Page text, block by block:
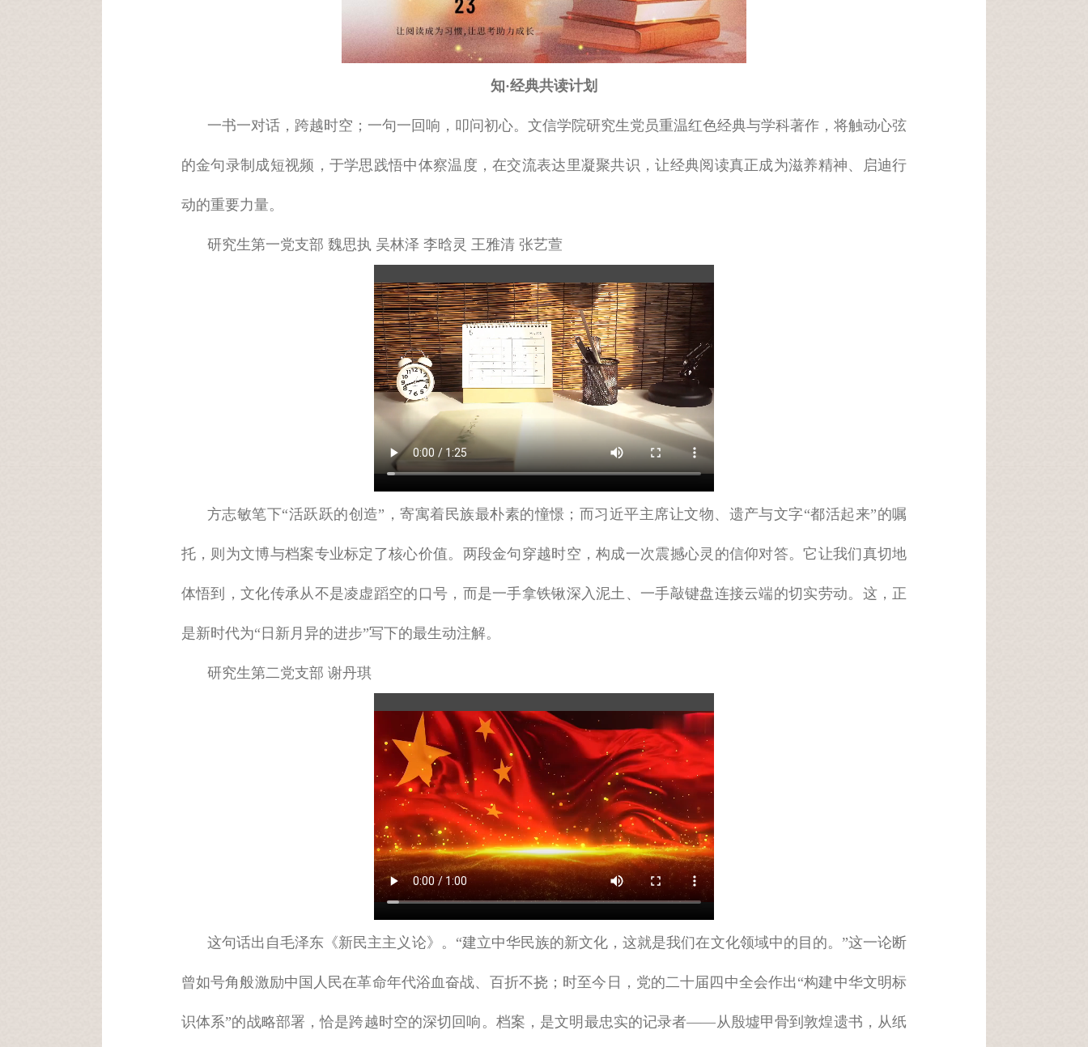
知·经典共读计划
一书一对话，跨越时空；一句一回响，叩问初心。文信学院研究生党员重温红色经典与学科著作，将触动心弦
的金句录制成短视频，于学思践悟中体察温度，在交流表达里凝聚共识，让经典阅读真正成为滋养精神、启迪行
动的重要力量。
研究生第一党支部 魏思执 吴林泽 李晗灵 王雅清 张艺萱
方志敏笔下“活跃跃的创造”，寄寓着民族最朴素的憧憬；而习近平主席让文物、遗产与文字“都活起来”的嘱
托，则为文博与档案专业标定了核心价值。两段金句穿越时空，构成一次震撼心灵的信仰对答。它让我们真切地
体悟到，文化传承从不是凌虚蹈空的口号，而是一手拿铁锹深入泥土、一手敲键盘连接云端的切实劳动。这，正
是新时代为“日新月异的进步”写下的最生动注解。
研究生第二党支部 谢丹琪
这句话出自毛泽东《新民主主义论》。“建立中华民族的新文化，这就是我们在文化领域中的目的。”这一论断
曾如号角般激励中国人民在革命年代浴血奋战、百折不挠；时至今日，党的二十届四中全会作出“构建中华文明标
识体系”的战略部署，恰是跨越时空的深切回响。档案，是文明最忠实的记录者——从殷墟甲骨到敦煌遗书，从纸